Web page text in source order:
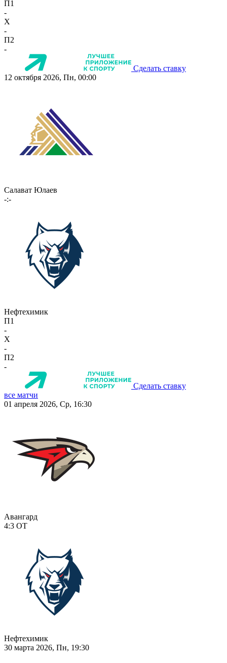
П1
-
X
-
П2
-
Сделать ставку
12 октября 2026, Пн, 00:00
Салават Юлаев
-:-
Нефтехимик
П1
-
X
-
П2
-
Сделать ставку
все матчи
01 апреля 2026, Ср, 16:30
Авангард
4:3 ОТ
Нефтехимик
30 марта 2026, Пн, 19:30